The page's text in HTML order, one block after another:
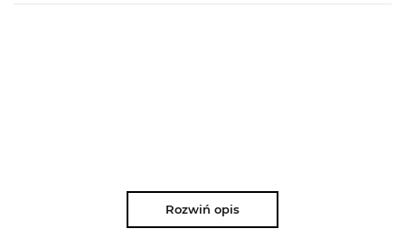
Rozwiń opis